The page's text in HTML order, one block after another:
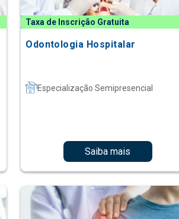
Taxa de Inscrição Gratuita
Odontologia Hospitalar
Especialização Semipresencial
Saiba mais